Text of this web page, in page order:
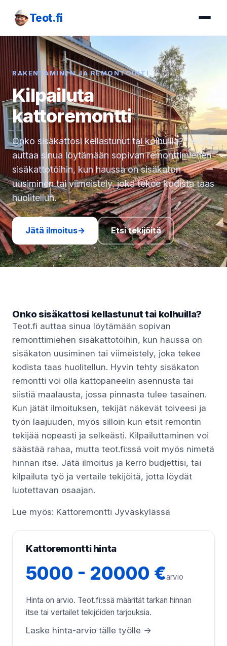
Teot.fi
RAKENTAMINEN JA REMONTOINTI
Kilpailuta
kattoremontti
Onko sisäkattosi kellastunut tai kolhuilla? Teot.fi
auttaa sinua löytämään sopivan remonttimiehen
sisäkattotöihin, kun haussa on sisäkaton
uusiminen tai viimeistely, joka tekee kodista taas
huolitellun.
Jätä ilmoitus→ Etsi tekijöitä
Onko sisäkattosi kellastunut tai kolhuilla?
Teot.fi auttaa sinua löytämään sopivan
remonttimiehen sisäkattotöihin, kun haussa on
sisäkaton uusiminen tai viimeistely, joka tekee
kodista taas huolitellun. Hyvin tehty sisäkaton
remontti voi olla kattopaneelin asennusta tai
siistiä maalausta, jossa pinnasta tulee tasainen.
Kun jätät ilmoituksen, tekijät näkevät toiveesi ja
työn laajuuden, myös silloin kun etsit remontin
tekijää nopeasti ja selkeästi. Kilpailuttaminen voi
säästää rahaa, mutta teot.fi:ssä voit myös nimetä
hinnan itse. Jätä ilmoitus ja kerro budjettisi, tai
kilpailuta työ ja vertaile tekijöitä, jotta löydät
luotettavan osaajan.
Lue myös: Kattoremontti Jyväskylässä
Kattoremontti hinta
5000 - 20000 €arvio
Hinta on arvio. Teot.fi:ssä määrität tarkan hinnan
itse tai vertailet tekijöiden tarjouksia.
Laske hinta-arvio tälle työlle →